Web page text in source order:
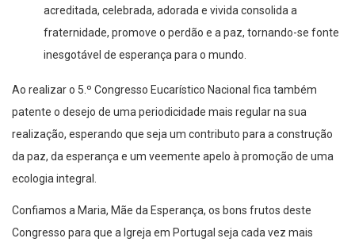
acreditada, celebrada, adorada e vivida consolida a
fraternidade, promove o perdão e a paz, tornando-se fonte
inesgotável de esperança para o mundo.
Ao realizar o 5.º Congresso Eucarístico Nacional fica também
patente o desejo de uma periodicidade mais regular na sua
realização, esperando que seja um contributo para a construção
da paz, da esperança e um veemente apelo à promoção de uma
ecologia integral.
Confiamos a Maria, Mãe da Esperança, os bons frutos deste
Congresso para que a Igreja em Portugal seja cada vez mais